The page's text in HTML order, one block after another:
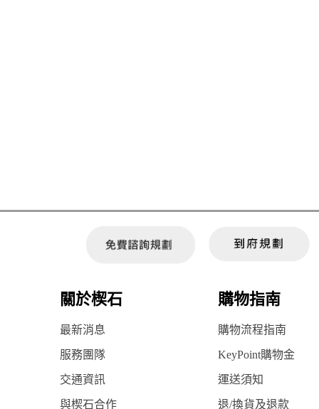
關於楔石 購物指南
最新消息 購物流程指南
服務團隊 KeyPoint購物金
交通資訊 運送須知
與楔石合作 退/換貨及退款